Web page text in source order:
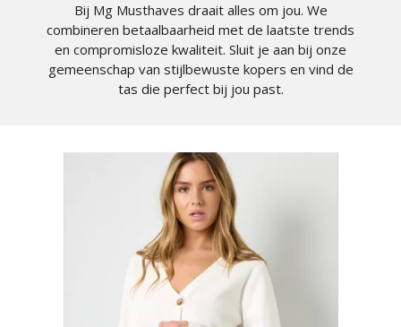
Bij Mg Musthaves draait alles om jou. We
combineren betaalbaarheid met de laatste trends
en compromisloze kwaliteit. Sluit je aan bij onze
gemeenschap van stijlbewuste kopers en vind de
tas die perfect bij jou past.